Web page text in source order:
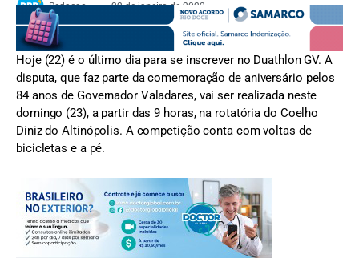
Redacao 22 de janeiro de 2022
Hoje (22) é o último dia para se inscrever no Duathlon GV. A
disputa, que faz parte da comemoração de aniversário pelos
84 anos de Governador Valadares, vai ser realizada neste
domingo (23), a partir das 9 horas, na rotatória do Coelho
Diniz do Altinópolis. A competição conta com voltas de
bicicletas e a pé.